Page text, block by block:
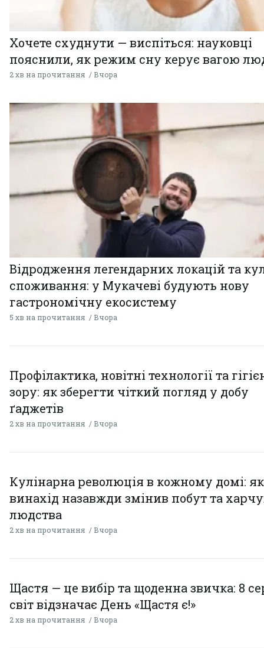
Хочете схуднути — виспіться: науковці
пояснили, як режим сну керує вагою
2 хв на прочитання Вчора
Відродження легендарних локацій та
споживання: у Мукачеві будують нову
гастрономічну екосистему
5 хв на прочитання Вчора
Профілактика, новітні технології та
зору: як зберегти чіткий погляд у добу
ґаджетів
2 хв на прочитання Вчора
Кулінарна революція в кожному домі:
винахід назавжди змінив побут та
людства
2 хв на прочитання Вчора
Щастя — це вибір та щоденна звичка: 8
світ відзначає День «Щастя є!»
2 хв на прочитання Вчора